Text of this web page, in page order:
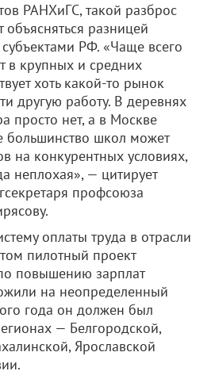
РАНХиГС, такой разброс
разницей
РФ. «Чаще всего
в крупных и средних
хоть какой-то рынок
другую работу. В деревнях
просто нет, а в Москве
большинство школ может
на конкурентных условиях,
неплохая», — цитирует
профсоюза
оплаты труда в отрасли
пилотный проект
повышению зарплат
на неопределенный
года он должен был
— Белгородской,
Ярославской